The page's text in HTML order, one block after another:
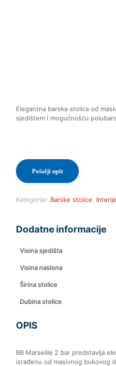
Elegantna barska stolica od
sjedištem i mogućnošću
Pošalji upit
Kategorije: Barske stolice
Dodatne informacije
Visina sjedišta
Visina naslona
Širina stolice
Dubina stolice
OPIS
BB Marseille 2 bar predstavlja
izrađenu od masivnog bukovog